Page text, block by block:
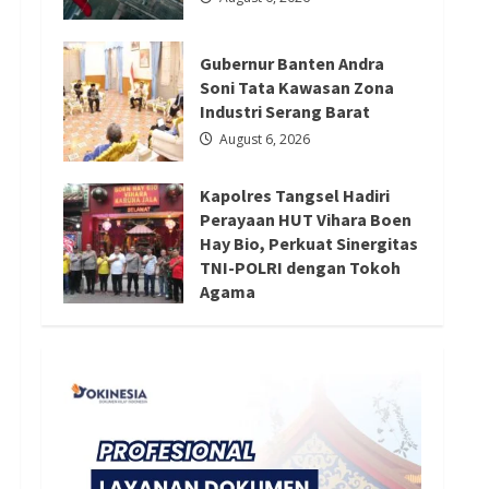
Redaksi 01 August 6, 2026
Gubernur Banten Andra
Soni Tata Kawasan Zona
Industri Serang Barat
August 6, 2026
Kapolres Tangsel Hadiri
Perayaan HUT Vihara Boen
Hay Bio, Perkuat Sinergitas
TNI-POLRI dengan Tokoh
Agama